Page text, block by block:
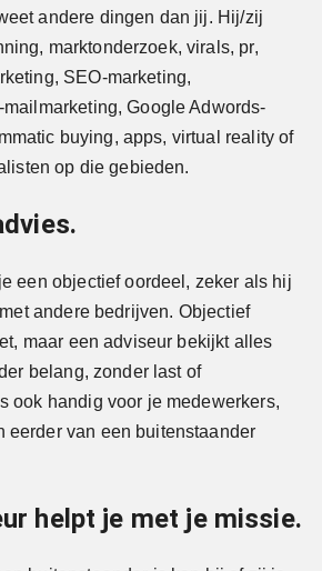
andere dingen dan jij. Hij/zij
marktonderzoek, virals, pr,
SEO-marketing,
Google Adwords-
buying, apps, virtual reality of
op die gebieden.
een objectief oordeel, zeker als hij
andere bedrijven. Objectief
maar een adviseur bekijkt alles
belang, zonder last of
ook handig voor je medewerkers,
eerder van een buitenstaander
helpt je met je missie.